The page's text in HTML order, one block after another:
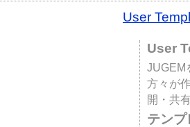
User
User
JUGEM
方々が
開・共
テン